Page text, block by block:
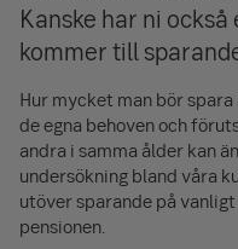
Kanske har ni
kommer till
Hur mycket man bör
de egna behoven och
andra i samma ålder kan
undersökning bland våra
utöver sparande på
pensionen.